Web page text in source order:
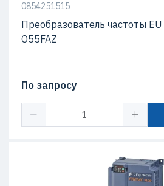
0854251515
Преобразователь частоты
O55FAZ
По запросу